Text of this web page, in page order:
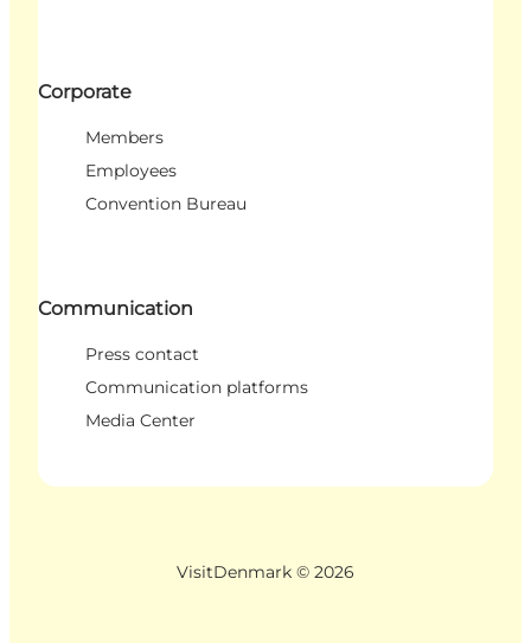
Corporate
Members
Employees
Convention Bureau
Communication
Press contact
Communication platforms
Media Center
VisitDenmark © 2026